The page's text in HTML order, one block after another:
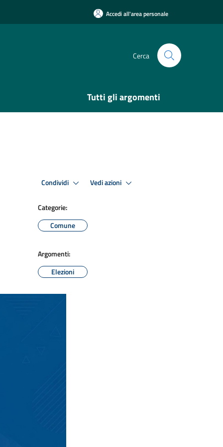
Accedi all'area personale
Cerca
Tutti gli argomenti
Condividi Vedi azioni
Categorie:
Comune
Argomenti:
Elezioni